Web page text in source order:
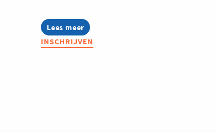
Lees meer
about
Gratis
infosessie:
INSCHRIJVEN
Starten
Strategie